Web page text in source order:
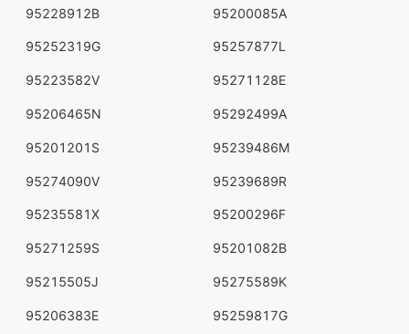
95228912B 95200085A
95252319G 95257877L
95223582V 95271128E
95206465N 95292499A
95201201S 95239486M
95274090V 95239689R
95235581X 95200296F
95271259S 95201082B
95215505J 95275589K
95206383E 95259817G